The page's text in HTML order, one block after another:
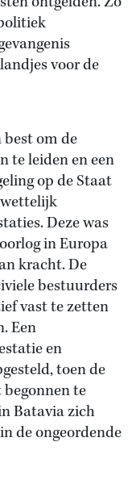
voor de
best om de
te leiden en een
op de Staat
wettelijk
Deze was
in Europa
kracht. De
bestuurders
vast te zetten
Een
en
toen de
te
Batavia zich
de ongeordende